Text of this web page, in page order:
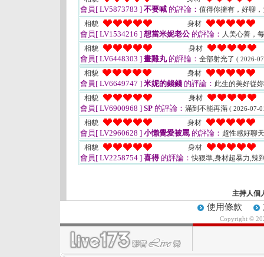
會員[ LV5873783 ] 不要喊 的評論： 值得你擁有，好聊
相貌
身材
會員[ LV1534216 ] 想當米妮老公 的評論： 人美心善，
相貌
身材
會員[ LV6448303 ] 畫雞丸的評論： 全部射光了 ( 2026-
相貌 身材
會員[ LV6649747 ] 米妮的錢錢 的評論： 此生的美好從
相貌
身材
會員[ LV6900968 ] SP 的評論： 滿到不能再滿 ( 2026-07-
相貌 身材
會員[ LV2960628 ] 小懶覺愛被罵 的評論： 超性感好聊
相貌
身材
會員[ LV2258754 ] 喜得的評論：快狠準,身材超暴力,辣
主持人個
使用條款
Copyright ©